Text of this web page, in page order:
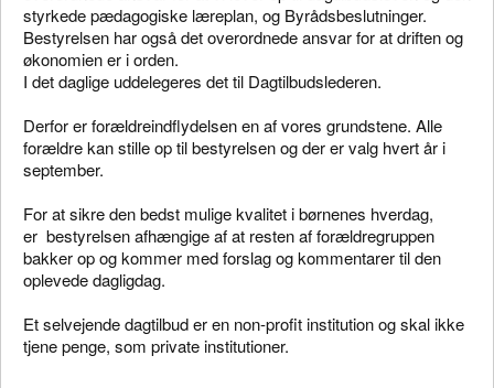
styrkede pædagogiske læreplan, og Byrådsbeslutninger.
Bestyrelsen har også det overordnede ansvar for at driften og
økonomien er i orden.
I det daglige uddelegeres det til Dagtilbudslederen.
Derfor er forældreindflydelsen en af vores grundstene. Alle
forældre kan stille op til bestyrelsen og der er valg hvert år i
september.
For at sikre den bedst mulige kvalitet i børnenes hverdag,
er bestyrelsen afhængige af at resten af forældregruppen
bakker op og kommer med forslag og kommentarer til den
oplevede dagligdag.
Et selvejende dagtilbud er en non-profit institution og skal ikke
tjene penge, som private institutioner.